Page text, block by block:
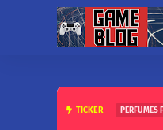
TICKER PERFUMES